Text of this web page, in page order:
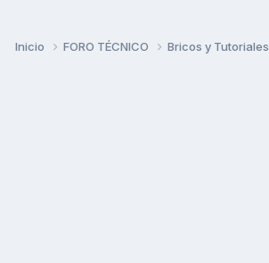
Inicio FORO TÉCNICO Bricos y Tutoriales